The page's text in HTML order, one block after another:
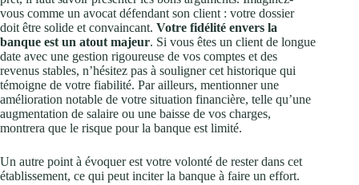
vous comme un avocat défendant son client : votre dossier
doit être solide et convaincant. Votre fidélité envers la
banque est un atout majeur. Si vous êtes un client de longue
date avec une gestion rigoureuse de vos comptes et des
revenus stables, n’hésitez pas à souligner cet historique qui
témoigne de votre fiabilité. Par ailleurs, mentionner une
amélioration notable de votre situation financière, telle qu’une
augmentation de salaire ou une baisse de vos charges,
montrera que le risque pour la banque est limité.
Un autre point à évoquer est votre volonté de rester dans cet
établissement, ce qui peut inciter la banque à faire un effort.